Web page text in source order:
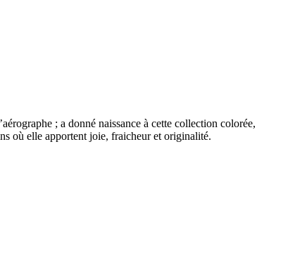
; a donné naissance à cette collection colorée,
où elle apportent joie, fraicheur et originalité.